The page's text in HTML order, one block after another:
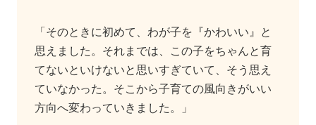
「そのときに初めて、わが子を『かわいい』と
思えました。それまでは、この子をちゃんと育
てないといけないと思いすぎていて、そう思え
ていなかった。そこから子育ての風向きがいい
方向へ変わっていきました。」